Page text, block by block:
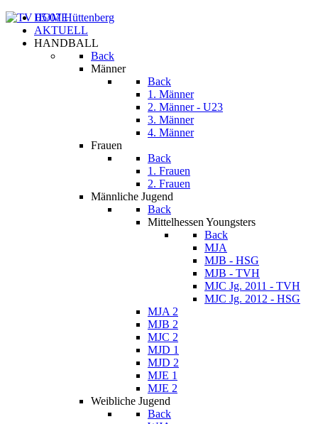
HOME
AKTUELL
HANDBALL
Back
Männer
Back
1. Männer
2. Männer - U23
3. Männer
4. Männer
Frauen
Back
1. Frauen
2. Frauen
Männliche Jugend
Back
Mittelhessen Youngsters
Back
MJA
MJB - HSG
MJB - TVH
MJC Jg. 2011 - TVH
MJC Jg. 2012 - HSG
MJA 2
MJB 2
MJC 2
MJD 1
MJD 2
MJE 1
MJE 2
Weibliche Jugend
Back